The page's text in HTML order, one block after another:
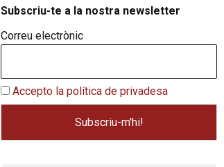
Subscriu-te a la nostra newsletter
Correu electrònic
Accepto la política de privadesa